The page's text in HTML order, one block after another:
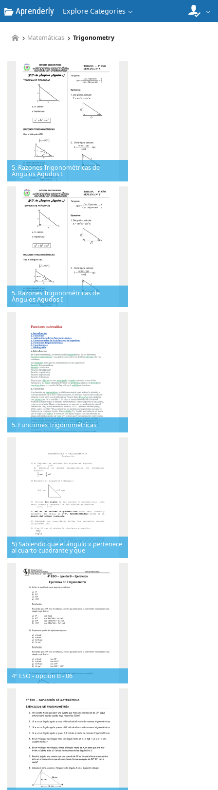
Aprenderly Explore Categories
Matemáticas Trigonometry
5. Razones Trigonométricas de
Ángulos Agudos I
5. Razones Trigonométricas de
Ángulos Agudos I
5. Funciones Trigonométricas
5) Sabiendo que el ángulo x pertenece
al cuarto cuadrante y que
4º ESO - opción B - 06